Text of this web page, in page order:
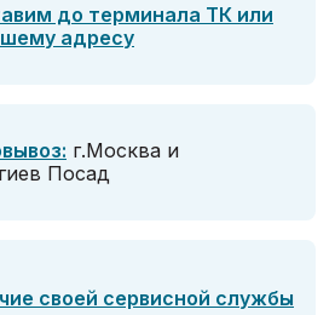
до терминала ТК или
адресу
г.Москва и
Посад
своей сервисной службы